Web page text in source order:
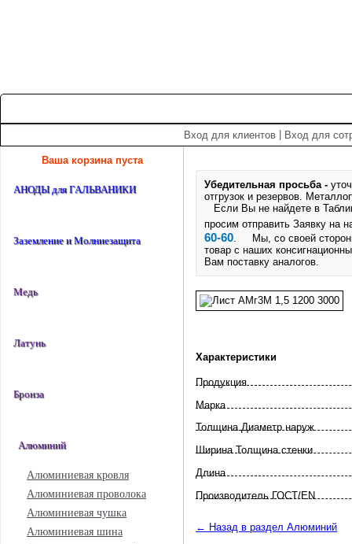
Вход для клиентов Вход для
Ваша корзина пуста
АНОДЫ для ГАЛЬВАНИКИ
Заземление и Молниезащита
Медь
Латунь
Бронза
Алюминий
Алюминиевая кровля
Алюминиевая проволока
Алюминиевая чушка
Алюминиевая шина
Убедительная просьба -
отгрузок и резервов.
Если Вы не найдете в
просим отправить Заявку на
60-60. Мы, со своей
товар с наших
Вам поставку аналогов.
Характеристики
Продукция
Марка
Толщина Диаметр наруж
Ширина Толщина стенки
Длина
Произво­дитель ГОСТ/EN
← Назад в раздел Алюминий